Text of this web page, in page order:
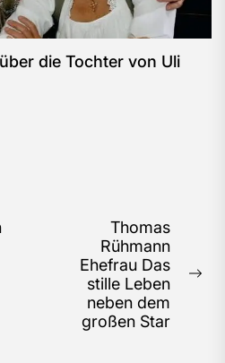
die Tochter von Uli
Thomas
Rühmann
Ehefrau Das
stille Leben
neben dem
großen Star